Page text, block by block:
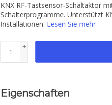
KNX RF-Tastsensor-Schaltaktor
Schalterprogramme. Unterstützt
Installationen. Lesen Sie mehr
+
-
Eigenschaften